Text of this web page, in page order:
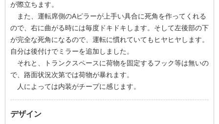
が際立ちます。
また、運転席側のAピラーが上手い具合に死角を作ってくれる
ので、右に曲がる時には毎度ドキドキします。そして左後部の下
が完全な死角になるので、運転に慣れていてもヒヤヒヤします。
自分は後付けでミラーを追加しました。
それと、トランクスペースに荷物を固定するフック等は無いの
で、路面状況次第では荷物が暴れます。
人によっては内装がチープに感じます。
デザイン